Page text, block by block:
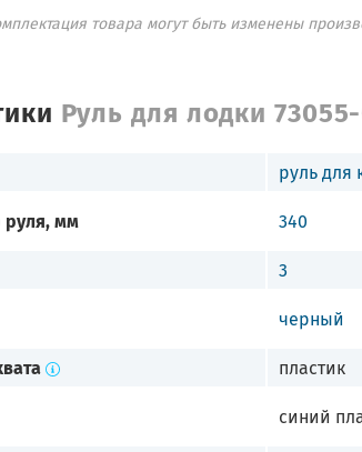
товара могут быть изменены
Руль для лодки
руль для
мм 340
3
черный
пластик
синий